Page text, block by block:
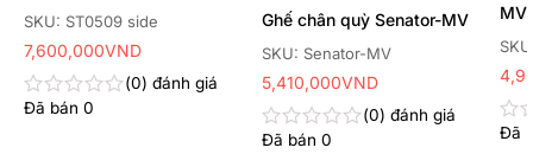
SKU: ST0509 side
Được
0
đánh giá
Đã bán 0
7,600,000VND SKU: Senator-MV
Ghế chân quỳ Senator-MV
Được
0
đánh giá
Đã bán 0
5,410,000VND
Đã